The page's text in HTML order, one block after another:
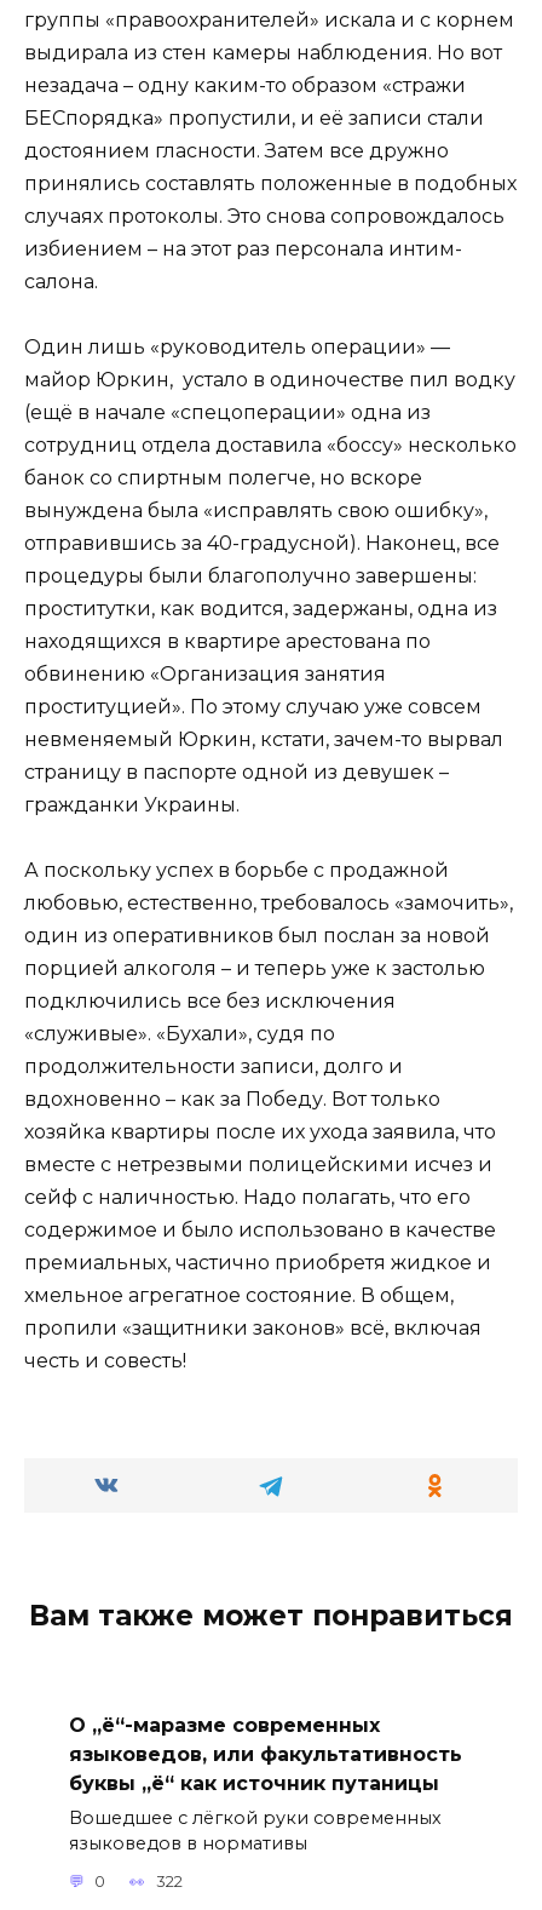
группы «правоохранителей» искала и с корнем
выдирала из стен камеры наблюдения. Но вот
незадача – одну каким-то образом «стражи
БЕСпорядка» пропустили, и её записи стали
достоянием гласности. Затем все дружно
принялись составлять положенные в подобных
случаях протоколы. Это снова сопровождалось
избиением – на этот раз персонала интим-
салона.
Один лишь «руководитель операции» —
майор Юркин, устало в одиночестве пил водку
(ещё в начале «спецоперации» одна из
сотрудниц отдела доставила «боссу» несколько
банок со спиртным полегче, но вскоре
вынуждена была «исправлять свою ошибку»,
отправившись за 40-градусной). Наконец, все
процедуры были благополучно завершены:
проститутки, как водится, задержаны, одна из
находящихся в квартире арестована по
обвинению «Организация занятия
проституцией». По этому случаю уже совсем
невменяемый Юркин, кстати, зачем-то вырвал
страницу в паспорте одной из девушек –
гражданки Украины.
А поскольку успех в борьбе с продажной
любовью, естественно, требовалось «замочить»,
один из оперативников был послан за новой
порцией алкоголя – и теперь уже к застолью
подключились все без исключения
«служивые». «Бухали», судя по
продолжительности записи, долго и
вдохновенно – как за Победу. Вот только
хозяйка квартиры после их ухода заявила, что
вместе с нетрезвыми полицейскими исчез и
сейф с наличностью. Надо полагать, что его
содержимое и было использовано в качестве
премиальных, частично приобретя жидкое и
хмельное агрегатное состояние. В общем,
пропили «защитники законов» всё, включая
честь и совесть!
Вам также может понравиться
О „ё“-маразме современных
языковедов, или факультативность
буквы „ё“ как источник путаницы
Вошедшее с лёгкой руки современных
языковедов в нормативы
0 322